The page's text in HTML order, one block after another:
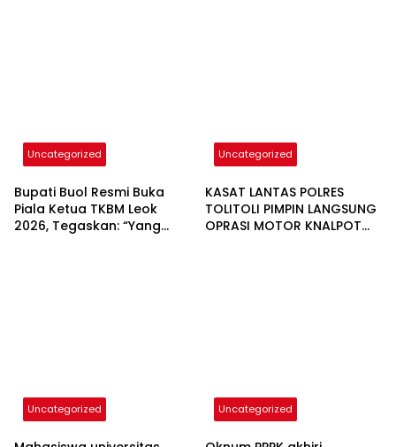
Uncategorized
Bupati Buol Resmi Buka
Piala Ketua TKBM Leok
2026, Tegaskan: “Yang
Uncategorized
KASAT LANTAS POLRES
TOLITOLI PIMPIN LANGSUNG
OPRASI MOTOR KNALPOT
Uncategorized Uncategorized